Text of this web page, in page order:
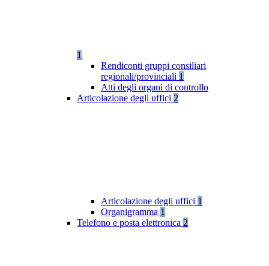
1
Rendiconti gruppi consiliari
regionali/provinciali 1
Atti degli organi di controllo
Articolazione degli uffici 2
Articolazione degli uffici 1
Organigramma 1
Telefono e posta elettronica 2